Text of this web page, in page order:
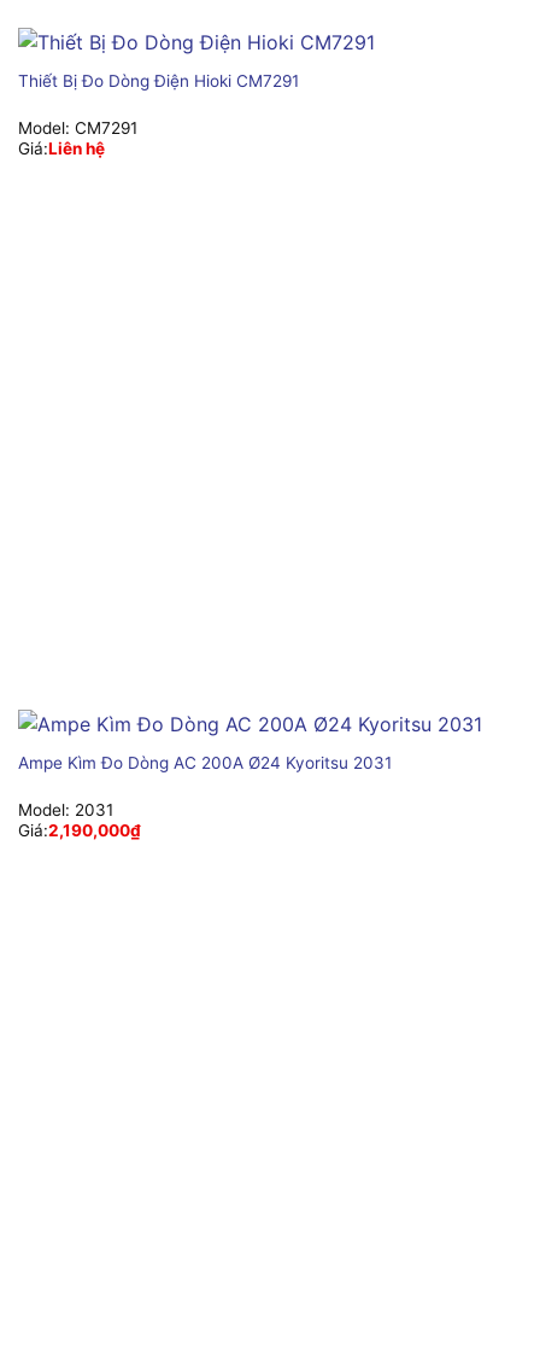
Thiết Bị Đo Dòng Điện Hioki CM7291
Model: CM7291
Giá:Liên hệ
Ampe Kìm Đo Dòng AC 200A Ø24 Kyoritsu 2031
Model: 2031
Giá:2,190,000₫